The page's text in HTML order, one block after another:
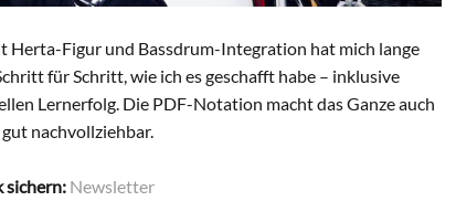
Herta-Figur und Bassdrum-Integration hat mich lange
für Schritt, wie ich es geschafft habe – inklusive
Lernerfolg. Die PDF-Notation macht das Ganze auch
nachvollziehbar.
sichern: Newsletter